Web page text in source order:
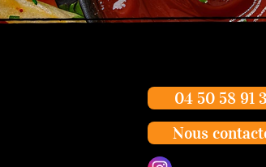
04 50 58 91
Nous